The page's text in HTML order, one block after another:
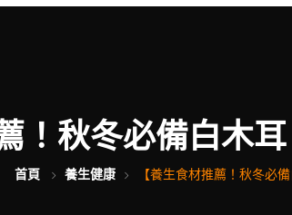
！秋冬必備白木
首頁 養生健康 【養生食材推薦！秋冬必